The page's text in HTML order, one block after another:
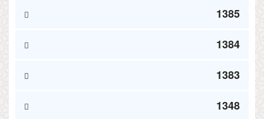
1385
1384
1383
1348